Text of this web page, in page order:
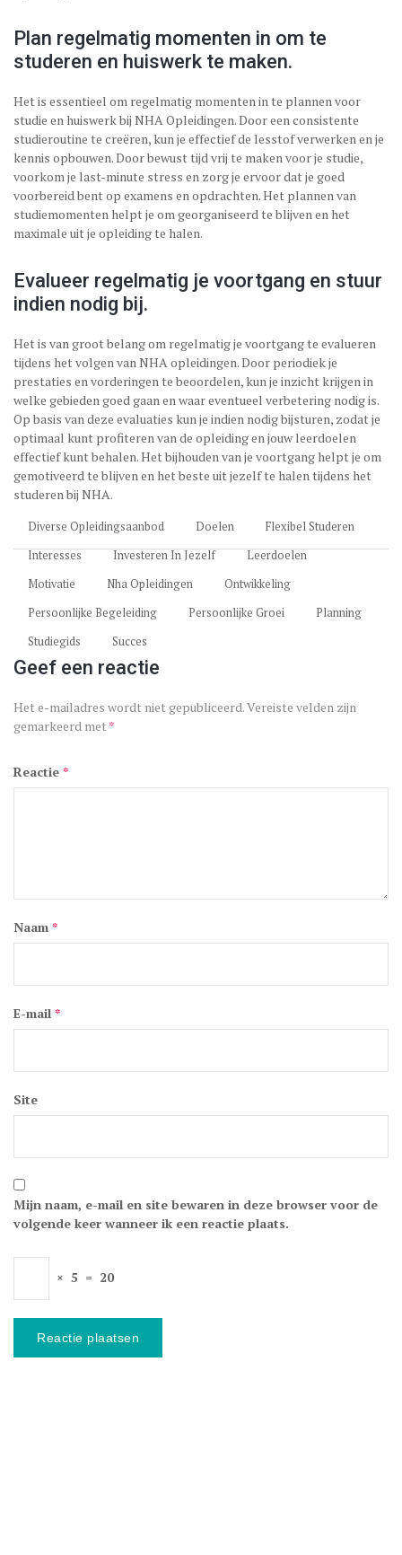
Plan regelmatig momenten in om te
studeren en huiswerk te maken.
Het is essentieel om regelmatig momenten in te plannen voor
studie en huiswerk bij NHA Opleidingen. Door een consistente
studieroutine te creëren, kun je effectief de lesstof verwerken en je
kennis opbouwen. Door bewust tijd vrij te maken voor je studie,
voorkom je last-minute stress en zorg je ervoor dat je goed
voorbereid bent op examens en opdrachten. Het plannen van
studiemomenten helpt je om georganiseerd te blijven en het
maximale uit je opleiding te halen.
Evalueer regelmatig je voortgang en stuur
indien nodig bij.
Het is van groot belang om regelmatig je voortgang te evalueren
tijdens het volgen van NHA opleidingen. Door periodiek je
prestaties en vorderingen te beoordelen, kun je inzicht krijgen in
welke gebieden goed gaan en waar eventueel verbetering nodig is.
Op basis van deze evaluaties kun je indien nodig bijsturen, zodat je
optimaal kunt profiteren van de opleiding en jouw leerdoelen
effectief kunt behalen. Het bijhouden van je voortgang helpt je om
gemotiveerd te blijven en het beste uit jezelf te halen tijdens het
studeren bij NHA.
Diverse Opleidingsaanbod Doelen
Flexibel Studeren
Interesses
Investeren In Jezelf
Leerdoelen
Motivatie
Nha Opleidingen
Ontwikkeling
Persoonlijke Begeleiding
Persoonlijke Groei
Planning
Studiegids
Succes
Geef een reactie
Het e-mailadres wordt niet gepubliceerd.Vereiste velden zijn
gemarkeerd met *
Reactie *
Naam *
E-mail *
Site
Mijn naam, e-mail en site bewaren in deze browser voor de
volgende keer wanneer ik een reactie plaats.
× 5 = 20